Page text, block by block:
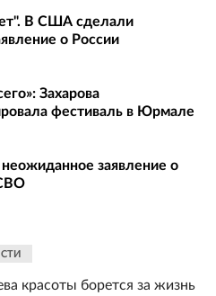
В США сделали
о России
Захарова
фестиваль в Юрмале
заявление о
красоты борется за жизнь